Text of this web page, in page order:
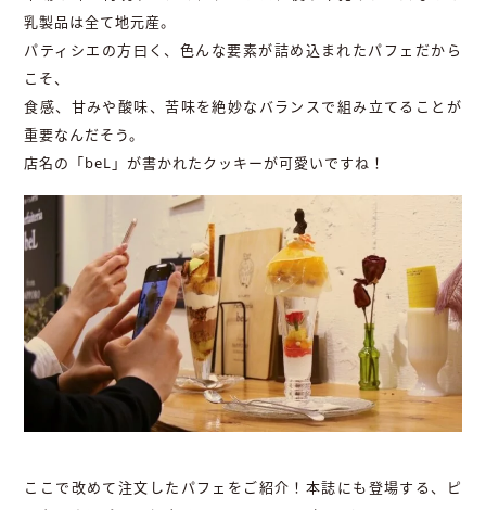
乳製品は全て地元産。
パティシエの方曰く、色んな要素が詰め込まれたパフェだから
こそ、
食感、甘みや酸味、苦味を絶妙なバランスで組み立てることが
重要なんだそう。
店名の「beL」が書かれたクッキーが可愛いですね！
ここで改めて注文したパフェをご紹介！本誌にも登場する、ピ